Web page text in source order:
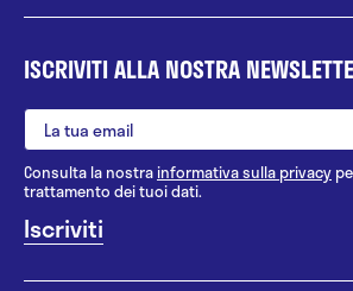
ISCRIVITI ALLA NOSTRA
Consulta la nostrainformativa sulla privacy
trattamento dei tuoi dati.